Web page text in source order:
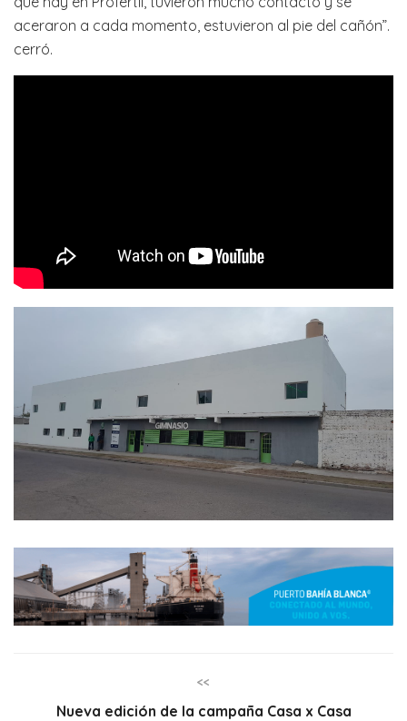
aceraron a cada momento, estuvieron al pie del cañón”.
cerró.
<<
Nueva edición de la campaña Casa x Casa